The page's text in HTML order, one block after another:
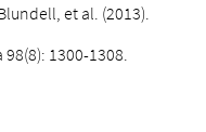
et al. (2013).
1300-1308.